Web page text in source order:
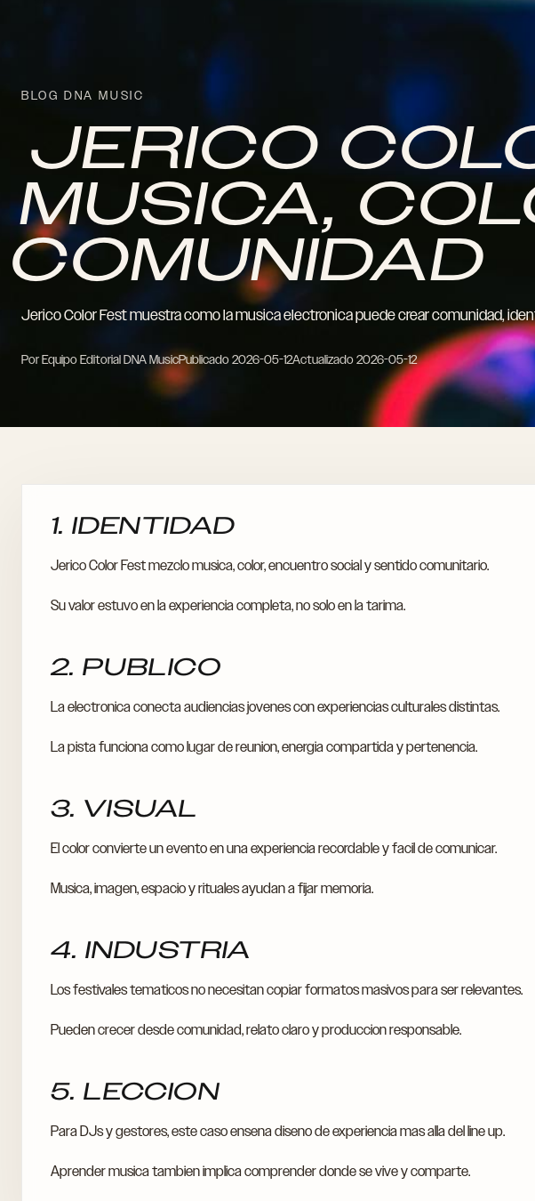
BLOG DNA MUSIC
JERICO
MUSICA,
COMUNIDAD
Jerico Color Fest muestra como la musica electronica puede crear comunidad,
Por Equipo Editorial DNA MusicPublicado2026-05-12Actualizado2026-05-12
1. IDENTIDAD
Jerico Color Fest mezclo musica, color, encuentro social y sentido comunitario.
Su valor estuvo en la experiencia completa, no solo en la tarima.
2. PUBLICO
La electronica conecta audiencias jovenes con experiencias culturales distintas.
La pista funciona como lugar de reunion, energia compartida y pertenencia.
3. VISUAL
El color convierte un evento en una experiencia recordable y facil de comunicar.
Musica, imagen, espacio y rituales ayudan a fijar memoria.
4. INDUSTRIA
Los festivales tematicos no necesitan copiar formatos masivos para ser relevantes.
Pueden crecer desde comunidad, relato claro y produccion responsable.
5. LECCION
Para DJs y gestores, este caso ensena diseno de experiencia mas alla del line up.
Aprender musica tambien implica comprender donde se vive y comparte.